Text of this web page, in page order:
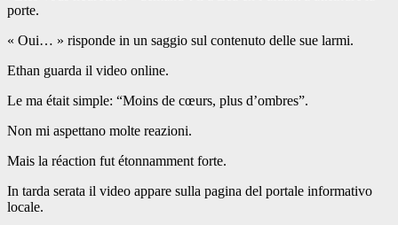
porte.
« Oui… » risponde in un saggio sul contenuto delle sue larmi.
Ethan guarda il video online.
Le ma était simple: “Moins de cœurs, plus d’ombres”.
Non mi aspettano molte reazioni.
Mais la réaction fut étonnamment forte.
In tarda serata il video appare sulla pagina del portale informativo
locale.